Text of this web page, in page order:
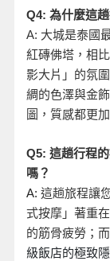
Q4: 為什麼這
A: 大城是泰國
紅磚佛塔，相
影大片」的氛
綢的色澤與金
圖，質感都更
Q5: 這趟行程
嗎？
A: 這趟旅程讓
式按摩」著重
的筋骨疲勞；
級飯店的極致